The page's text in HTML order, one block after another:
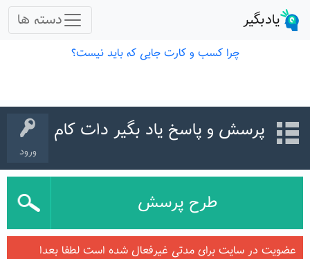
ورود
پرسش و پاسخ یاد بگیر دات کام
طرح پرسش
عضویت در سایت برای مدتی غیرفعال شده است لطفا بعدا